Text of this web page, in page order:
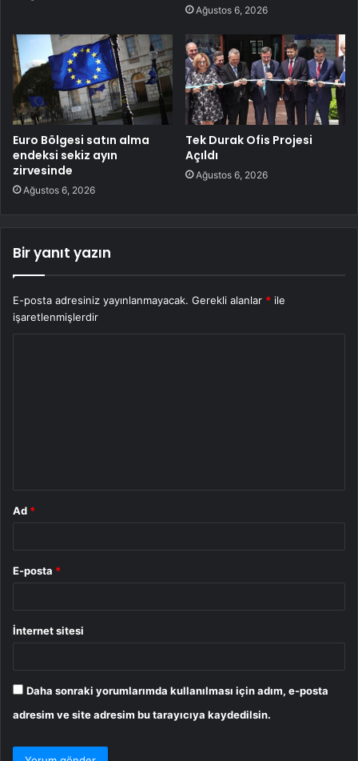
Ağustos 6, 2026
Euro Bölgesi satın alma
endeksi sekiz ayın
zirvesinde
Ağustos 6, 2026
Tek Durak Ofis Projesi
Açıldı
Ağustos 6, 2026
Bir yanıt yazın
E-posta adresiniz yayınlanmayacak. Gerekli alanlar * ile
işaretlenmişlerdir
Ad *
E-posta *
İnternet sitesi
Daha sonraki yorumlarımda kullanılması için adım, e-posta
adresim ve site adresim bu tarayıcıya kaydedilsin.